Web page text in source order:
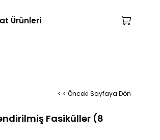
Ürünleri
< < Önceki Sayfaya Dön
Fasiküller (8